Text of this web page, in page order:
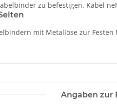
zu befestigen. Kabel
mit Metallöse zur Festen
Angaben zur